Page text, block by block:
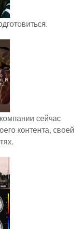
сейчас
контента, своей